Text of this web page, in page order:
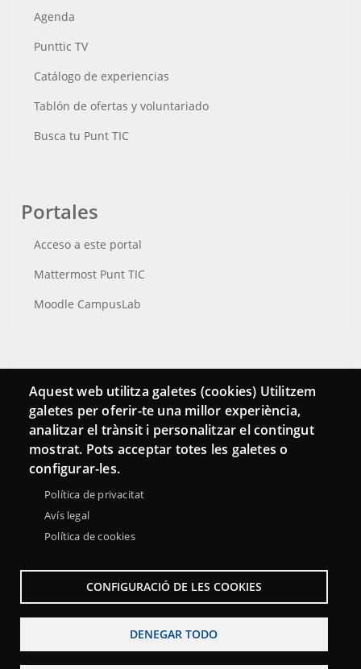
Agenda
Punttic TV
Catálogo de experiencias
Tablón de ofertas y voluntariado
Busca tu Punt TIC
Portales
Acceso a este portal
Mattermost Punt TIC
Moodle CampusLab
Conecta
Contacto
Hemeroteca
Aquest web utilitza galetes (cookies) Utilitzem
galetes per oferir-te una millor experiència,
analitzar el trànsit i personalitzar el contingut
mostrat. Pots acceptar totes les galetes o
configurar-les.
Política de privacitat
Avís legal
Política de cookies
CONFIGURACIÓ DE LES COOKIES
DENEGAR TODO
Menu